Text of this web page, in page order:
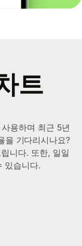
트
용하며 최근 5년
을 기다리시나요?
니다. 또한, 일일
있습니다.